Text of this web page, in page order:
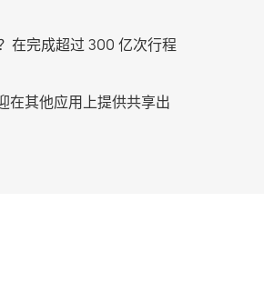
在完成超过 300 亿次行程
在其他应用上提供共享出